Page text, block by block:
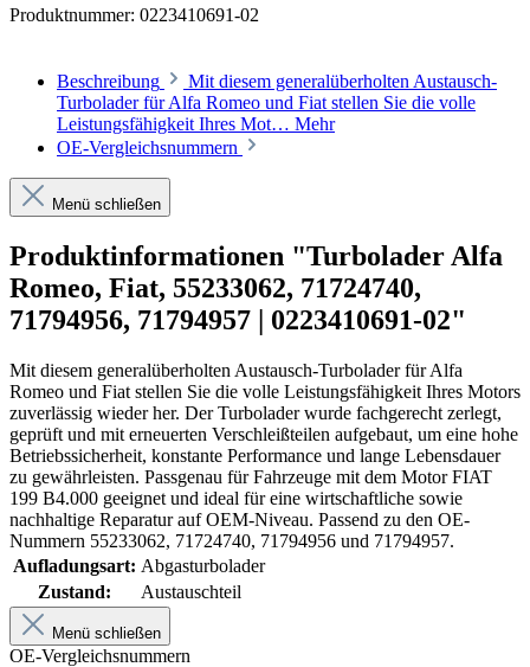
Produktnummer: 0223410691-02
Beschreibung
Mit diesem generalüberholten Austausch-
Turbolader für Alfa Romeo und Fiat stellen Sie die volle
Leistungsfähigkeit Ihres Mot… Mehr
OE-Vergleichsnummern
Menü schließen
Produktinformationen "Turbolader Alfa
Romeo, Fiat, 55233062, 71724740,
71794956, 71794957 | 0223410691-02"
Mit diesem generalüberholten Austausch-Turbolader für Alfa
Romeo und Fiat stellen Sie die volle Leistungsfähigkeit Ihres Motors
zuverlässig wieder her. Der Turbolader wurde fachgerecht zerlegt,
geprüft und mit erneuerten Verschleißteilen aufgebaut, um eine hohe
Betriebssicherheit, konstante Performance und lange Lebensdauer
zu gewährleisten. Passgenau für Fahrzeuge mit dem Motor FIAT
199 B4.000 geeignet und ideal für eine wirtschaftliche sowie
nachhaltige Reparatur auf OEM-Niveau. Passend zu den OE-
Nummern 55233062, 71724740, 71794956 und 71794957.
Aufladungsart: Abgasturbolader
Zustand:
Austauschteil
Menü schließen
OE-Vergleichsnummern